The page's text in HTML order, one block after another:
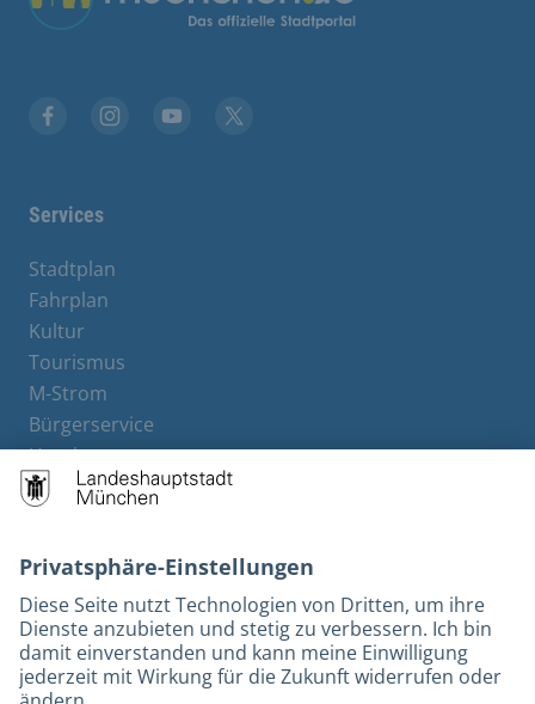
Services
Stadtplan
Fahrplan
Kultur
Tourismus
M-Strom
Bürgerservice
Hotels
Barrierefreiheit
Leichte Sprache
Gebärdensprache
Datenschutz